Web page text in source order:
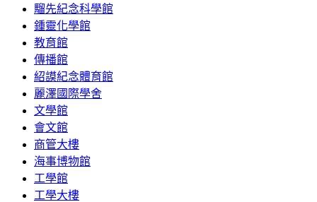
騮先紀念科學館
鍾靈化學館
教育館
傳播館
紹謨紀念體育館
麗澤國際學舍
文學館
會文館
商管大樓
海事博物館
工學館
工學大樓